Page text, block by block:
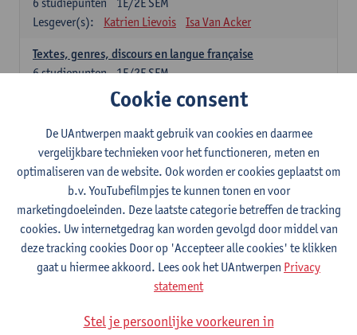
Lesgever(s):
Katrien Lievois Isa Van Acker
Textes, genres, discours en langue française
1E/2E SEM
6studiepunten
Kris Peeters
Italiaans: verplichte opleidingsonderdelen
Italiano: Grammatica e pratica 1
1E SEM
studiepunten
Lesgever(s):
Annelies Van den Bogaert
Italiano: Grammatica e pratica 2
2E SEM
3studiepunten
Lesgever(s):
Annelies Van den Bogaert
1E SEM
studiepunten
Cookie consent
De UAntwerpen maakt gebruik van cookies en daarmee
vergelijkbare technieken voor het functioneren, meten en
optimaliseren van de website. Ook worden er cookies geplaatst om
b.v. YouTubefilmpjes te kunnen tonen en voor
marketingdoeleinden. Deze laatste categorie betreffen de tracking
cookies. Uw internetgedrag kan worden gevolgd door middel van
deze tracking cookies Door op 'Accepteer alle cookies' te klikken
gaat u hiermee akkoord. Lees ook het UAntwerpen Privacy
statement
Stel je persoonlijke voorkeuren in